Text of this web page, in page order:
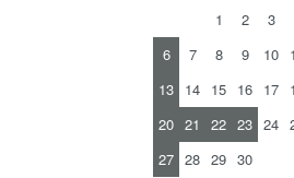
1
2 3
6
7 8 9 10
13 14 15 16 17
20 21 22 23 24
27 28 29 30